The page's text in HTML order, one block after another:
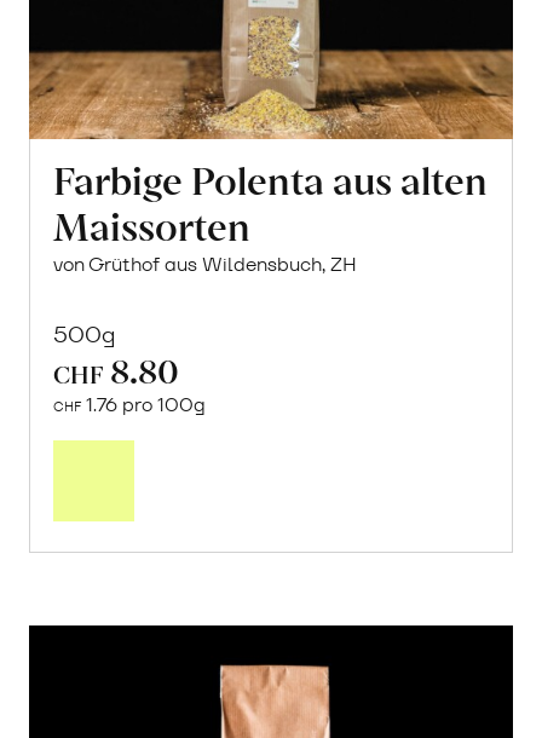
Farbige Polenta aus alten
Maissorten
von Grüthof aus Wildensbuch, ZH
500g
CHF 8.80
CHF 1.76 pro 100g